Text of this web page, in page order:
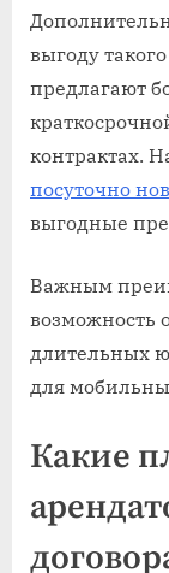
выгоду
предлагают
контрактах.
посуточно
выгодные
Важным
возможность
длительных
для
Какие